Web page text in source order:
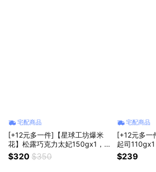
宅配商品
[+12元多一件]【星球工坊爆米
花】松露巧克力太妃150gx1，
松露與太妃的絕佳奢華風味
$320 $350
宅配商品
[+12元多一
起司
必備零食
$239